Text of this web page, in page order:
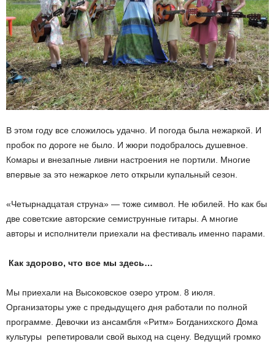
В этом году все сложилось удачно. И погода была нежаркой. И
пробок по дороге не было. И жюри подобралось душевное.
Комары и внезапные ливни настроения не портили. Многие
впервые за это нежаркое лето открыли купальный сезон.
«Четырнадцатая струна» — тоже символ. Не юбилей. Но как бы
две советские авторские семиструнные гитары. А многие
авторы и исполнители приехали на фестиваль именно парами.
Как здорово, что все мы здесь…
Мы приехали на Высоковское озеро утром. 8 июля.
Организаторы уже с предыдущего дня работали по полной
программе. Девочки из ансамбля «Ритм» Богданихского Дома
культуры репетировали свой выход на сцену. Ведущий громко